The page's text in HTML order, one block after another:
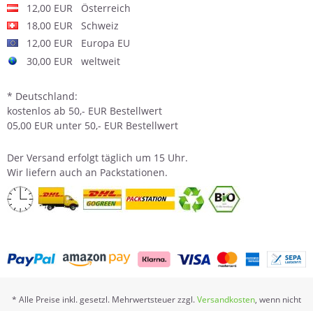
12,00 EUR Österreich
18,00 EUR Schweiz
12,00 EUR Europa EU
30,00 EUR weltweit
* Deutschland:
kostenlos ab 50,- EUR Bestellwert
05,00 EUR unter 50,- EUR Bestellwert
Der Versand erfolgt täglich um 15 Uhr.
Wir liefern auch an Packstationen.
* Alle Preise inkl. gesetzl. Mehrwertsteuer zzgl.Versandkosten, wenn nicht